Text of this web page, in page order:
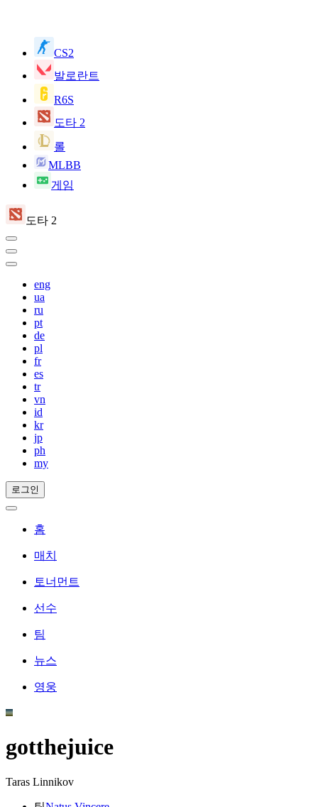
CS2
발로란트
R6S
도타 2
롤
MLBB
게임
도타 2
eng
ua
ru
pt
de
pl
fr
es
tr
vn
id
kr
jp
ph
my
로그인
홈
매치
토너먼트
선수
팀
뉴스
영웅
gotthejuice
Taras Linnikov